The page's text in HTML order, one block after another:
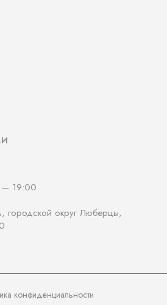
19:00
городской округ Люберцы,
конфиденциальности